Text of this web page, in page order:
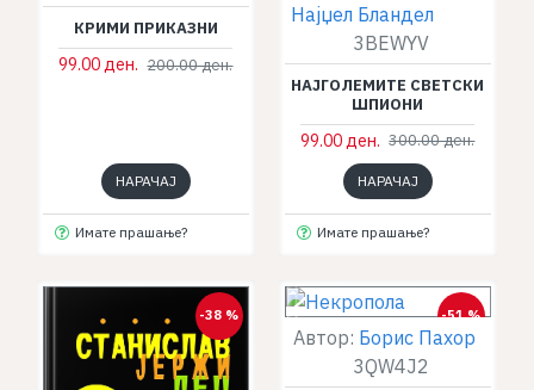
КРИМИ ПРИКАЗНИ
99.00 ден. 200.00 ден.
НАРАЧАЈ
Имате прашање?
Најџел Бландел
3BEWYV
НАЈГОЛЕМИТЕ СВЕТСКИ
ШПИОНИ
99.00 ден. 300.00 ден.
НАРАЧАЈ
Имате прашање?
-38 % -51 %
Автор: Борис Пахор
3QW4J2